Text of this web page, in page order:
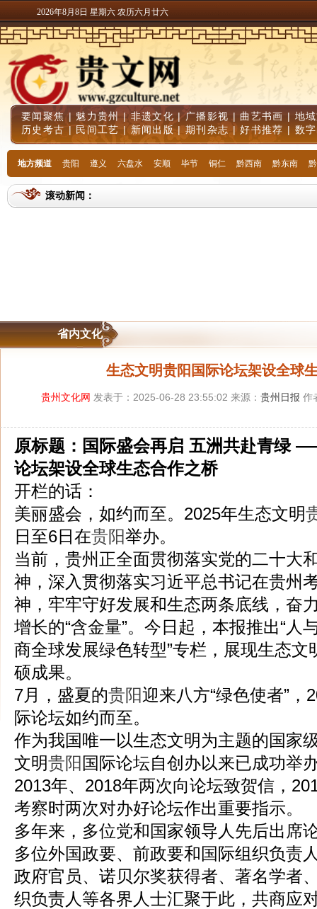
2026年8月8日 星期六 农历六月廿六
要闻聚焦| 魅力贵州|非遗文化 |广播影视 | 曲艺书画 | 地
历史考古 | 民间工艺 | 新闻出版|期刊杂志 |好书推荐 | 数
地方频道 贵阳 遵义 六盘水 安顺 毕节 铜仁 黔西南 黔东南
滚动新闻：
省内文化
生态文明贵阳国际论坛架设全球
贵州文化网 发表于：2025-06-28 23:55:02 来源： 贵州日报 作
原标题：国际盛会再启 五洲共赴青绿
论坛架设全球生态合作之桥
开栏的话：
美丽盛会，如约而至。2025年生态文明
日至6日在贵阳举办。
当前，贵州正全面贯彻落实党的二十大
神，深入贯彻落实习近平总书记在贵州
神，牢牢守好发展和生态两条底线，奋
增长的“含金量”。今日起，本报推出“
商全球发展绿色转型”专栏，展现生态
硕成果。
7月，盛夏的贵阳迎来八方“绿色使者”，
际论坛如约而至。
作为我国唯一以生态文明为主题的国家
文明贵阳 国际论坛自创办以来已成功举
2013年、2018年两次向论坛致贺信，
考察时两次对办好论坛作出重要指示。
多年来，多位党和国家领导人先后出席
多位外国政要、前政要和国际组织负责
政府官员、诺贝尔奖获得者、著名学者
织负责人等各界人士汇聚于此，共商应